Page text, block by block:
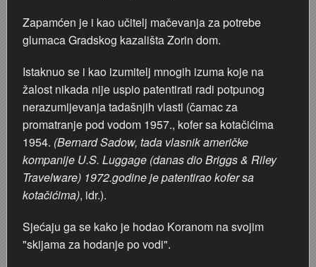
Zapamćen je i kao učitelj mačevanja za potrebe
glumaca Gradskog kazališta Zorin dom.
Istaknuo se i kao izumitelj mnogih izuma koje na
žalost nikada nije uspio patentirati radi potpunog
nerazumijevanja tadašnjih vlasti (čamac za
promatranje pod vodom 1957., kofer sa kotačićima
1954. (Bernard Sadow, tada vlasnik američke
kompanije U.S. Luggage (danas dio Briggs & Riley
Travelware) 1972.godine je patentirao kofer sa
kotačićima), idr.).
Sjećaju ga se kako je hodao Koranom na svojim
"skijama za hodanje po vodi".